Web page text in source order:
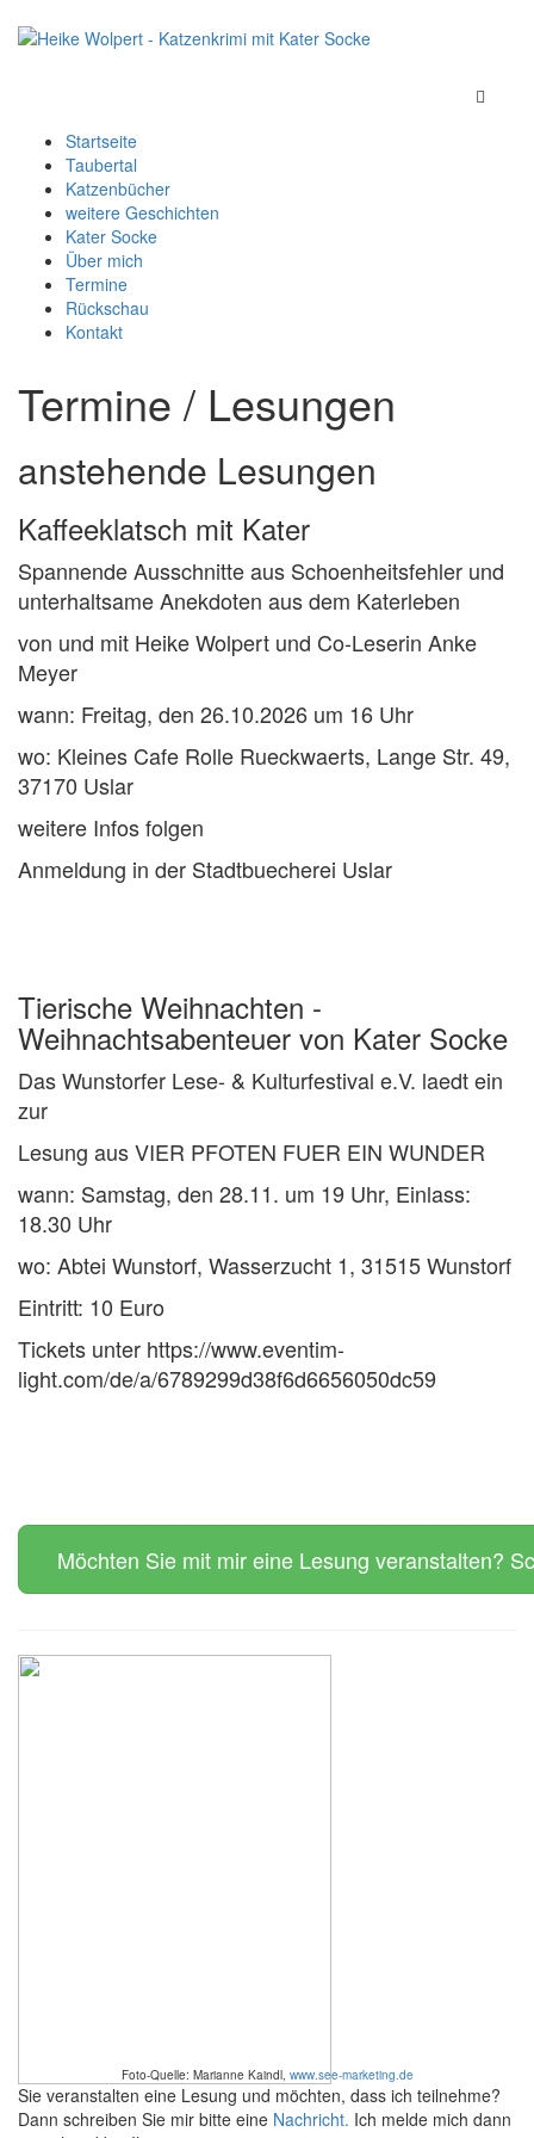
Startseite
Taubertal
Katzenbücher
weitere Geschichten
Kater Socke
Über mich
Termine
Rückschau
Kontakt
Termine / Lesungen
anstehende Lesungen
Kaffeeklatsch mit Kater
Spannende Ausschnitte aus Schoenheitsfehler und
unterhaltsame Anekdoten aus dem Katerleben
von und mit Heike Wolpert und Co-Leserin Anke
Meyer
wann: Freitag, den 26.10.2026 um 16 Uhr
wo: Kleines Cafe Rolle Rueckwaerts, Lange Str. 49,
37170 Uslar
weitere Infos folgen
Anmeldung in der Stadtbuecherei Uslar
Tierische Weihnachten -
Weihnachtsabenteuer von Kater Socke
Das Wunstorfer Lese- & Kulturfestival e.V. laedt ein
zur
Lesung aus VIER PFOTEN FUER EIN WUNDER
wann: Samstag, den 28.11. um 19 Uhr, Einlass:
18.30 Uhr
wo: Abtei Wunstorf, Wasserzucht 1, 31515 Wunstorf
Eintritt: 10 Euro
Tickets unter https://www.eventim-
light.com/de/a/6789299d38f6d6656050dc59
Möchten Sie mit mir eine Lesung veranstalten?
Foto-Quelle: Marianne Kaindl, www.see-marketing.de
Sie veranstalten eine Lesung und möchten, dass ich teilnehme?
Dann schreiben Sie mir bitte eine Nachricht. Ich melde mich dann